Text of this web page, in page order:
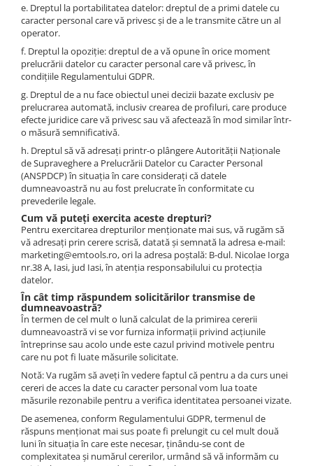
e. Dreptul la portabilitatea datelor: dreptul de a primi datele cu
caracter personal care vă privesc și de a le transmite către un al
operator.
f. Dreptul la opoziție: dreptul de a vă opune în orice moment
prelucrării datelor cu caracter personal care vă privesc, în
condițiile Regulamentului GDPR.
g. Dreptul de a nu face obiectul unei decizii bazate exclusiv pe
prelucrarea automată, inclusiv crearea de profiluri, care produce
efecte juridice care vă privesc sau vă afectează în mod similar într-
o măsură semnificativă.
h. Dreptul să vă adresați printr-o plângere Autorității Naționale
de Supraveghere a Prelucrării Datelor cu Caracter Personal
(ANSPDCP) în situația în care considerați că datele
dumneavoastră nu au fost prelucrate în conformitate cu
prevederile legale.
Cum vă puteți exercita aceste drepturi?
Pentru exercitarea drepturilor menționate mai sus, vă rugăm să
vă adresați prin cerere scrisă, datată și semnată la adresa e-mail:
marketing@emtools.ro, ori la adresa poștală: B-dul. Nicolae Iorga
nr.38 A, Iasi, jud Iasi, în atenția responsabilului cu protecția
datelor.
În cât timp răspundem solicitărilor transmise de
dumneavoastră?
În termen de cel mult o lună calculat de la primirea cererii
dumneavoastră vi se vor furniza informații privind acțiunile
întreprinse sau acolo unde este cazul privind motivele pentru
care nu pot fi luate măsurile solicitate.
Notă: Va rugăm să aveți în vedere faptul că pentru a da curs unei
cereri de acces la date cu caracter personal vom lua toate
măsurile rezonabile pentru a verifica identitatea persoanei vizate.
De asemenea, conform Regulamentului GDPR, termenul de
răspuns menționat mai sus poate fi prelungit cu cel mult două
luni în situația în care este necesar, ținându-se cont de
complexitatea și numărul cererilor, urmând să vă informăm cu